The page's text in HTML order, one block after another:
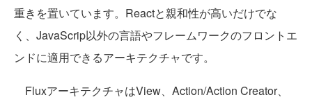
重きを置いています。Reactと親和性が高いだけでな
く、JavaScrip以外の言語やフレームワークのフロントエ
ンドに適用できるアーキテクチャです。
FluxアーキテクチャはView、Action/Action Creator、